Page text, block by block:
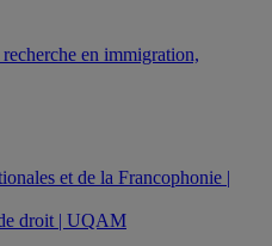
en immigration,